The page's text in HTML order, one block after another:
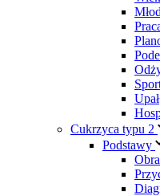
Upał
Cukrzyca typu 2
Podstawy